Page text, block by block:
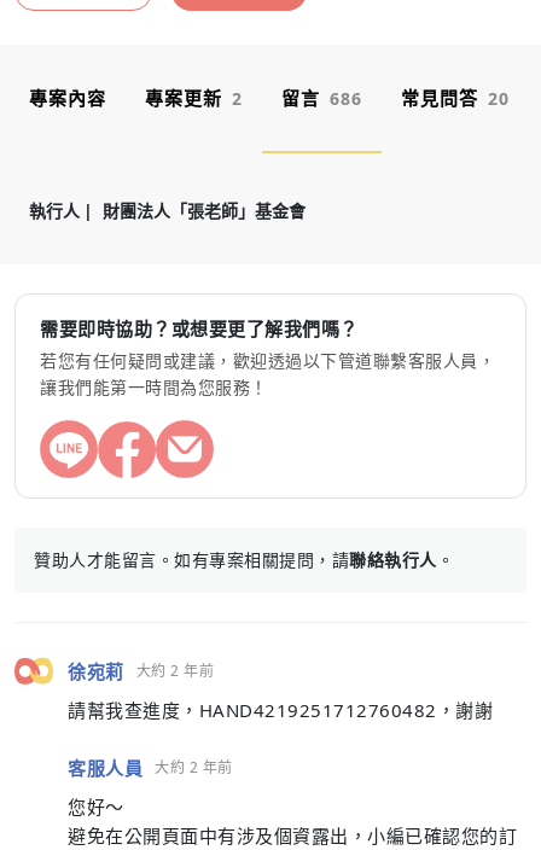
專案內容 專案更新 2 留言 686 常見問答 20
執行人 財團法人「張老師」基金會
需要即時協助？或想要更了解我們嗎？
若您有任何疑問或建議，歡迎透過以下管道聯繫客服人員，
讓我們能第一時間為您服務！
贊助人才能留言。如有專案相關提問，請聯絡執行人 。
徐宛莉 大約 2 年前
請幫我查進度，HAND4219251712760482，謝謝
客服人員 大約 2 年前
您好～
避免在公開頁面中有涉及個資露出，小編已確認您的訂